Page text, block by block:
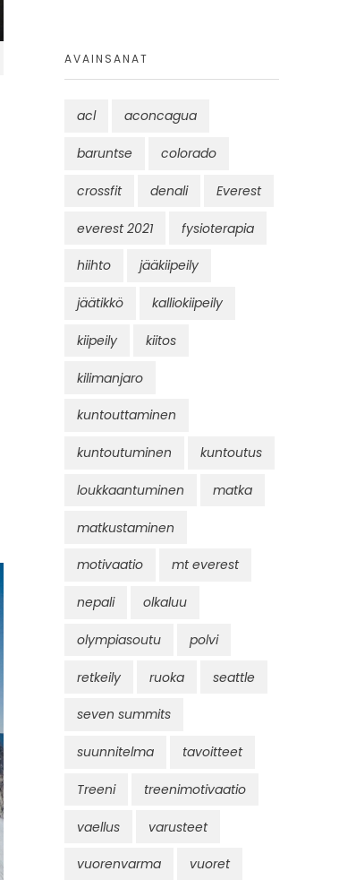
AVAINSANAT
acl aconcagua
baruntse colorado
crossfit denali Everest
everest 2021 fysioterapia
hiihto jääkiipeily
jäätikkö kalliokiipeily
kiipeily kiitos
kilimanjaro
kuntouttaminen
kuntoutuminen kuntoutus
loukkaantuminen matka
matkustaminen
motivaatio mt everest
nepali olkaluu
olympiasoutu polvi
retkeily ruoka seattle
seven summits
suunnitelma tavoitteet
Treeni treenimotivaatio
vaellus varusteet
vuorenvarma vuoret